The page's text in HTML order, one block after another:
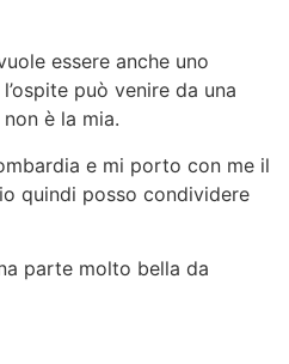
essere anche uno
può venire da una
è la mia.
e mi porto con me il
quindi posso condividere
parte molto bella da